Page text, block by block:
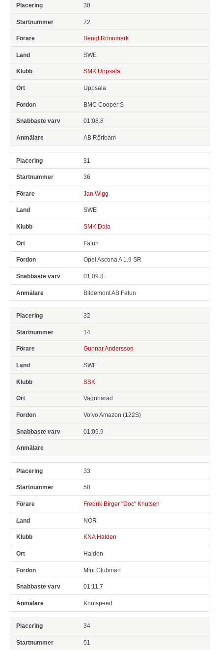
30
72
Bengt Rönnmark
SWE
SMK Uppsala
Uppsala
BMC Cooper S
01:08.8
AB Rörteam
31
36
Jan Wigg
SWE
SMK Dala
Falun
Opel Ascona A 1.9 SR
01:09.8
Bildemont AB Falun
32
14
Gunnar Andersson
SWE
SSK
Vagnhärad
Volvo Amazon (122S)
01:09.9
33
58
Fredrik Birger "Doc" Knutsen
NOR
KNA Halden
Halden
Mini Clubman
01:11.7
Knutspeed
34
51